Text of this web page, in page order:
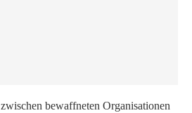
bewaffneten Organisationen